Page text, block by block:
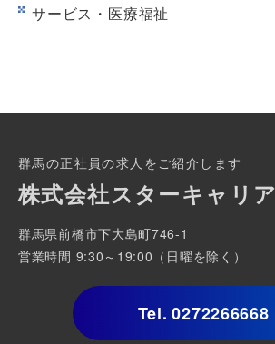
サービス・医療福祉
群馬の正社員の求人をご紹介します
株式会社スターキャリア
群馬県前橋市下大島町746-1
営業時間 9:30～19:00（日曜を除く）
Tel. 0272266668